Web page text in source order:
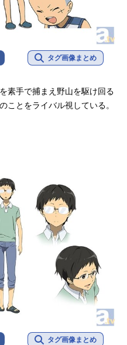
タグ画像まとめ
素手で捕まえ野山を駆け回る
ことをライバル視している。
タグ画像まとめ